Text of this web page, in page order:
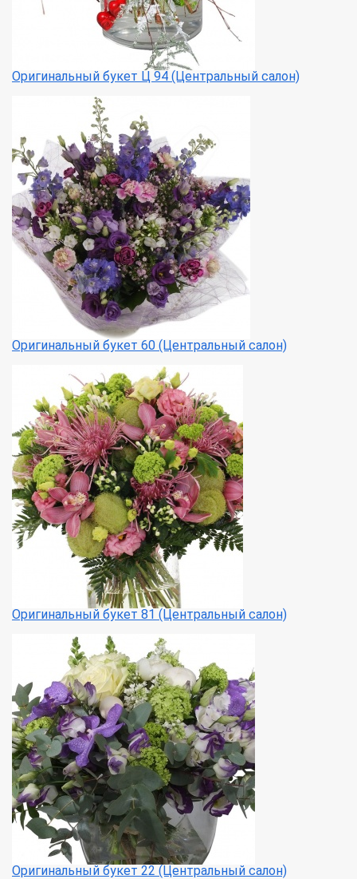
Оригинальный букет Ц 94 (Центральный салон)
Оригинальный букет 60 (Центральный салон)
Оригинальный букет 81 (Центральный салон)
Оригинальный букет 22 (Центральный салон)